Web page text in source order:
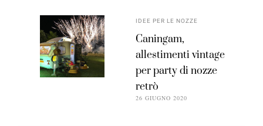
IDEE PER LE NOZZE
Caningam,
allestimenti vintage
per party di nozze
retrò
26 GIUGNO 2020